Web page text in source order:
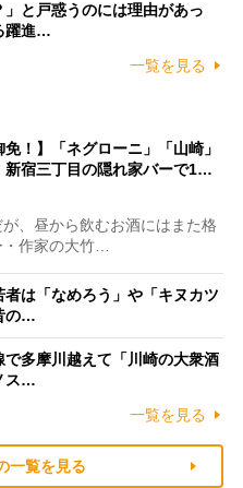
と戸惑うのには理由があっ
躍進…
一覧を見る
免！】「ネグローニ」「山崎」
新宿三丁目の隠れ家バーで1…
、昼から飲むお酒にはまた格
作家の大竹…
者は「なめろう」や「キヌカツ
の…
で多摩川越えて「川崎の大衆酒
ス…
一覧を見る
一覧を見る